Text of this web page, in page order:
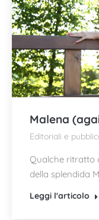
Malena
Editoriali e
Qualche ritratto
della splendida
Leggi l'articolo